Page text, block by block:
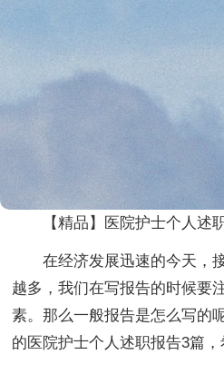
【精品】医院护士个人述
在经济发展迅速的今天，
越多，我们在写报告的时候要
素。那么一般报告是怎么写的
的医院护士个人述职报告3篇，